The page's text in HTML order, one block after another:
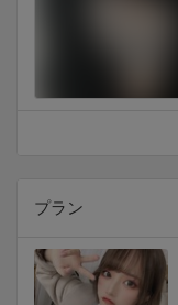
プラン